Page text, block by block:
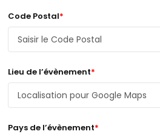
Code Postal*
Lieu de l’évènement*
Pays de l’évènement*